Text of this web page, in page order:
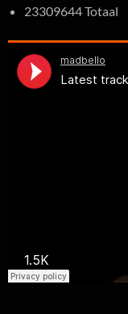
23309644 Totaal